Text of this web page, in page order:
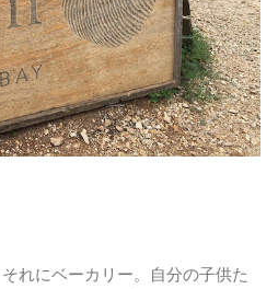
れにベーカリー。自分の子供た